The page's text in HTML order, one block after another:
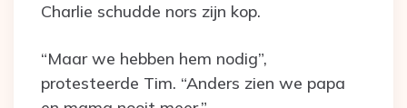
Charlie schudde nors zijn kop.
“Maar we hebben hem nodig”,
protesteerde Tim. “Anders zien we papa